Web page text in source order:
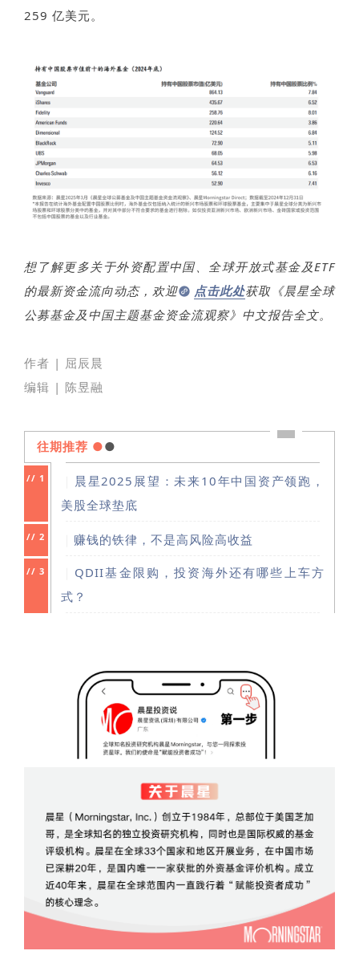
259 亿美元。
想了解更多关于外资配置中国、全球开放式基金及ETF
的最新资金流向动态，欢迎
点击此处获取《晨星全球
公募基金及中国主题基金资金流观察》中文报告全文。
作者 | 屈辰晨
编辑 | 陈昱融
往期推荐 ●●
// 1
晨星2025展望：未来10年中国资产领跑，
美股全球垫底
// 2 赚钱的铁律，不是高风险高收益
// 3
QDII基金限购，投资海外还有哪些上车方
式？